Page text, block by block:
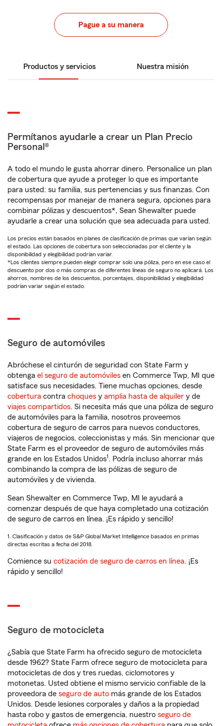
Pague a su manera
Productos y servicios Nuestra misión
Permítanos ayudarle a crear un Plan Precio
Personal®
A todo el mundo le gusta ahorrar dinero. Personalice un plan
de cobertura que ayude a proteger lo que es importante
para usted: su familia, sus pertenencias y sus finanzas. Con
recompensas por manejar de manera segura, opciones para
combinar pólizas y descuentos*, Sean Shewalter puede
ayudarle a crear una solución que sea adecuada para usted.
Los precios están basados en planes de clasificación de primas que varían según
el estado. Las opciones de cobertura son seleccionadas por el cliente y la
disponibilidad y elegibilidad podrían variar.
*Los clientes siempre pueden elegir comprar solo una póliza, pero en ese caso el
descuento por dos o más compras de diferentes líneas de seguro no aplicará. Los
ahorros, nombres de los descuentos, porcentajes, disponibilidad y elegibilidad
podrían variar según el estado.
Seguro de automóviles
Abróchese el cinturón de seguridad con State Farm y
obtenga el seguro de automóviles en Commerce Twp, MI que
satisface sus necesidades. Tiene muchas opciones, desde
cobertura contra choques y amplia hasta de alquiler y de
viajes compartidos. Si necesita más que una póliza de seguro
de automóviles para la familia, nosotros proveemos
cobertura de seguro de carros para nuevos conductores,
viajeros de negocios, coleccionistas y más. Sin mencionar que
State Farm es el proveedor de seguro de automóviles más
grande en los Estados Unidos1. Podría incluso ahorrar más
combinando la compra de las pólizas de seguro de
automóviles y de vivienda.
Sean Shewalter en Commerce Twp, MI le ayudará a
comenzar después de que haya completado una cotización
de seguro de carros en línea. ¡Es rápido y sencillo!
1. Clasificación y datos de S&P Global Market Intelligence basados en primas
directas escritas a fecha del 2018.
Comience su cotización de seguro de carros en línea. ¡Es
rápido y sencillo!
Seguro de motocicleta
¿Sabía que State Farm ha ofrecido seguro de motocicleta
desde 1962? State Farm ofrece seguro de motocicleta para
motocicletas de dos y tres ruedas, ciclomotores y
motonetas. Usted obtiene el mismo servicio confiable de la
proveedora de seguro de auto más grande de los Estados
Unidos. Desde lesiones corporales y daños a la propiedad
hasta robo y gastos de emergencia, nuestro seguro de